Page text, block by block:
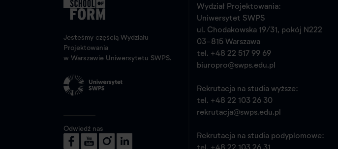
Jesteśmy częścią Wydziału
Projektowania
w Warszawie Uniwersytetu SWPS.
Odwiedź nas
Wydział Projektowania:
Uniwersytet SWPS
ul. Chodakowska 19/31, pokój N222
03-815 Warszawa
tel. +48 22 517 99 69
biuropro@swps.edu.pl
Rekrutacja na studia wyższe:
tel. +48 22 103 26 30
rekrutacja@swps.edu.pl
Rekrutacja na studia podyplomowe:
tel. +48 22 103 26 31